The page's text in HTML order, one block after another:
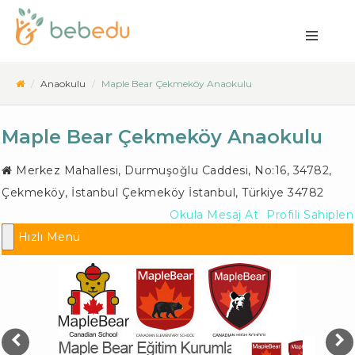
Anaokulu Maple Bear Çekmeköy Anaokulu
Maple Bear Çekmeköy Anaokulu
Merkez Mahallesi, Durmuşoğlu Caddesi, No:16, 34782,
Çekmeköy, İstanbul Çekmeköy İstanbul, Türkiye 34782
Profili Sahiplen
Okula Mesaj At
Hızlı Menü